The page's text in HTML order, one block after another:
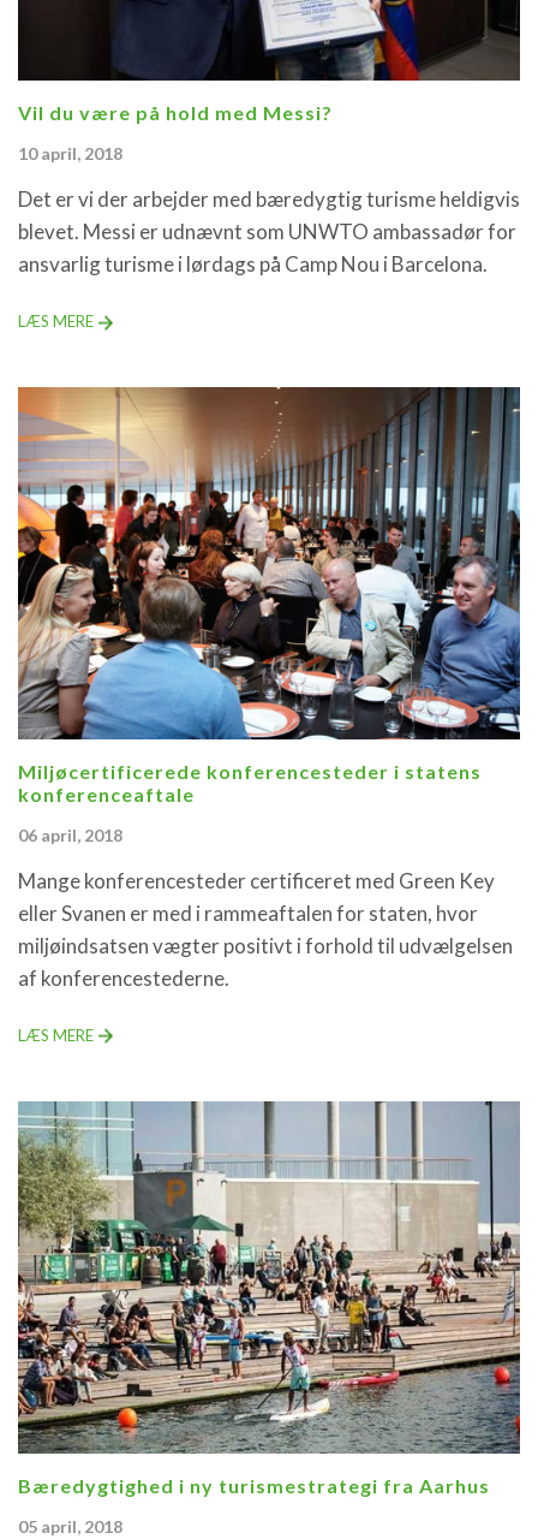
Vil du være på hold med Messi?
10 april, 2018
Det er vi der arbejder med bæredygtig turisme heldigvis
blevet. Messi er udnævnt som UNWTO ambassadør for
ansvarlig turisme i lørdags på Camp Nou i Barcelona.
LÆS MERE
Miljøcertificerede konferencesteder i statens
konferenceaftale
06 april, 2018
Mange konferencesteder certificeret med Green Key
eller Svanen er med i rammeaftalen for staten, hvor
miljøindsatsen vægter positivt i forhold til udvælgelsen
af konferencestederne.
LÆS MERE
Bæredygtighed i ny turismestrategi fra Aarhus
05 april, 2018